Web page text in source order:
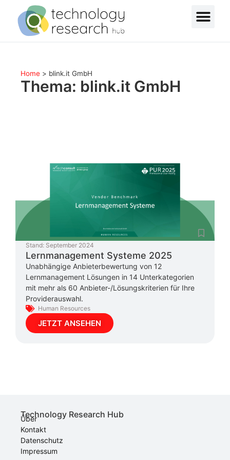
Home > blink.it GmbH
Thema: blink.it GmbH
Stand: September 2024
Lernmanagement Systeme 2025
Unabhängige Anbieterbewertung von 12
Lernmanagement Lösungen in 14 Unterkategorien
mit mehr als 60 Anbieter-/Lösungskriterien für Ihre
Providerauswahl.
Human Resources
JETZT ANSEHEN
Technology Research Hub
Über
Kontakt
Datenschutz
Impressum